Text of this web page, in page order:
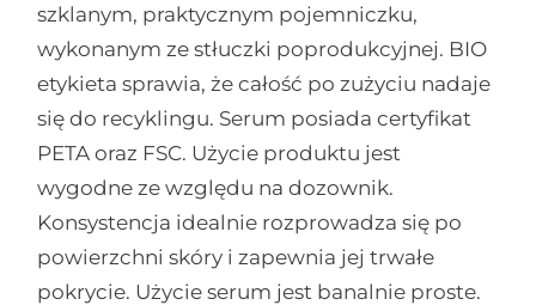
szklanym, praktycznym pojemniczku,
wykonanym ze stłuczki poprodukcyjnej. BIO
etykieta sprawia, że całość po zużyciu nadaje
się do recyklingu. Serum posiada certyfikat
PETA oraz FSC. Użycie produktu jest
wygodne ze względu na dozownik.
Konsystencja idealnie rozprowadza się po
powierzchni skóry i zapewnia jej trwałe
pokrycie. Użycie serum jest banalnie proste.